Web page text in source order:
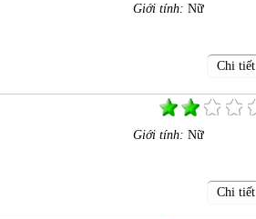
Giới tính: Nữ
Chi tiết
Giới tính: Nữ
Chi tiết